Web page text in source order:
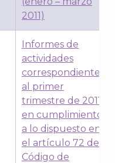
2011)
Informes de
actividades
correspondientes
al primer
trimestre de 2011,
en cumplimiento
a lo dispuesto en
el artículo 72 del
Código de